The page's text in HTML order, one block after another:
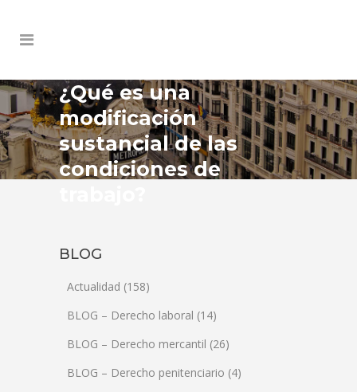
¿Qué es una
modificación
sustancial de las
condiciones de
BLOG
Actualidad (158)
BLOG – Derecho laboral (14)
BLOG – Derecho mercantil (26)
BLOG – Derecho penitenciario (4)